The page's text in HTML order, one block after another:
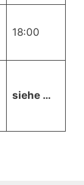
18:00
siehe …